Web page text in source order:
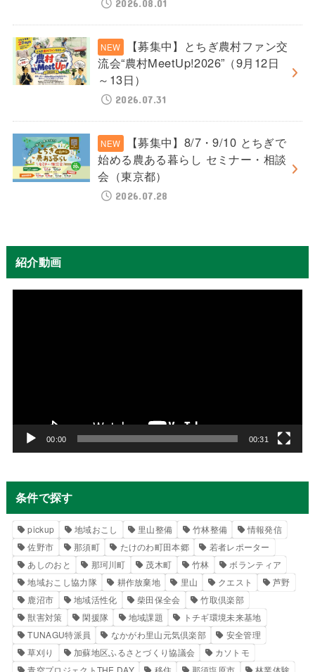
2026.08.01
【募集中】とちぎ農村ファン交
流会“農村MeetUp!2026”（9月12日
～13日）
2026.07.31
【募集中】8/7・9/10 とちぎで
始める農ある暮らし セミナー・相談
会（東京都）
2026.07.28
紹介動画
ー
00:00 00:31
条件で探す
pickup 地域おこし 里山整備 竹林整備
情報発信
佐野市
那須町 たけのわ町田本郷
若者レポーター
あしのおと
那珂川町 茂木町 竹林
ボランティア
地域おこし協力隊
耕作放棄地 里山 クエスト
芦野
鹿沼市
地域活性化 柴田保全会
竹取倶楽部
獣害対策
閑援隊 地域課題
トチギ環境未来基地
TUNAGU特派員
なかがわ里山元気倶楽部
安全管理
草刈り
加蘇地区ふるさとづくり協議会
カソトモ
青空プロジェクトTHE DAY
移住 那須塩原市
林業体験